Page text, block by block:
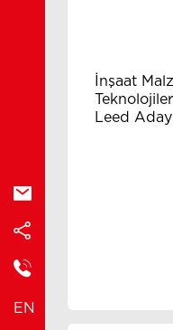
EN
İnşaat
Leed